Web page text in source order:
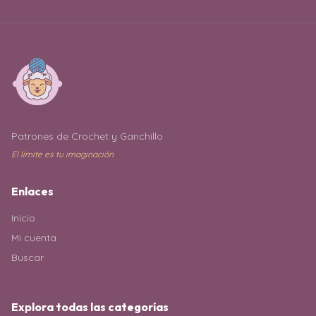
Patrones de Crochet y Ganchillo
El límite es tu imaginación
Enlaces
Inicio
Mi cuenta
Buscar
Explora todas las categorías